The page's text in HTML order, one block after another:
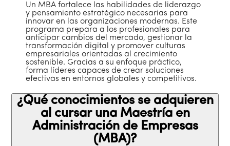
Un MBA fortalece las habilidades de liderazgo
y pensamiento estratégico necesarias para
innovar en las organizaciones modernas. Este
programa prepara a los profesionales para
anticipar cambios del mercado, gestionar la
transformación digital y promover culturas
empresariales orientadas al crecimiento
sostenible. Gracias a su enfoque práctico,
forma líderes capaces de crear soluciones
efectivas en entornos globales y competitivos.
¿Qué conocimientos se adquieren
al cursar una Maestría en
Administración de Empresas
(MBA)?